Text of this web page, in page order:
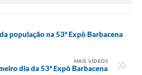
Básico
população na 53ª Expô Barbacena
MAIS VÍDEOS
dia da 53ª Expô Barbacena